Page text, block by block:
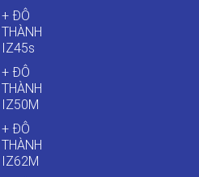
+ ĐÔ
THÀNH
IZ45s
+ ĐÔ
THÀNH
IZ50M
+ ĐÔ
THÀNH
IZ62M